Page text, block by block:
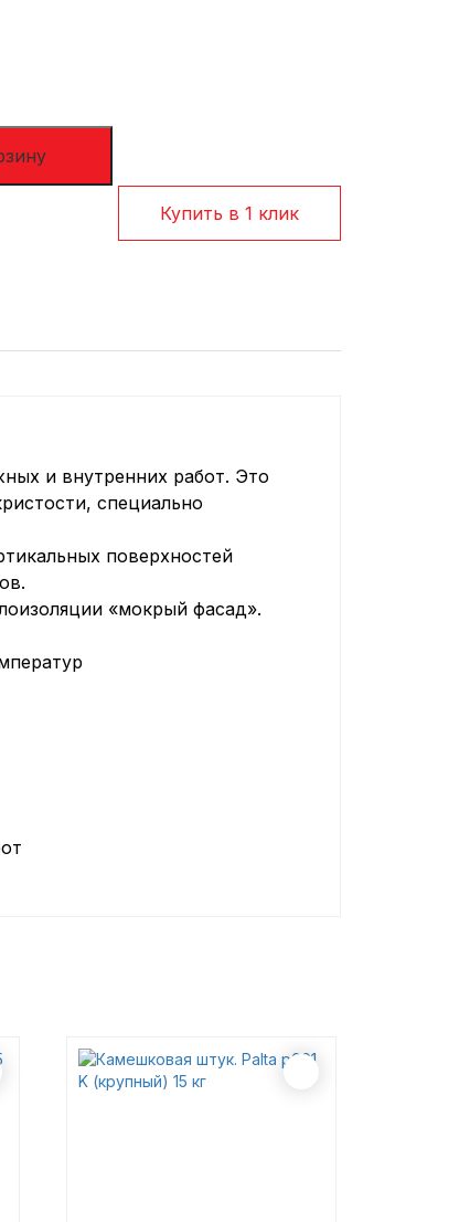
Купить в 1 клик
и внутренних работ. Это
специально
поверхностей
«мокрый фасад».